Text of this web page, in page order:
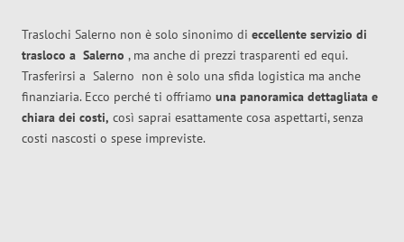
Traslochi Salerno non è solo sinonimo di eccellente servizio di
trasloco a Salerno , ma anche di prezzi trasparenti ed equi.
Trasferirsi a Salerno non è solo una sfida logistica ma anche
finanziaria. Ecco perché ti offriamo una panoramica dettagliata e
chiara dei costi, così saprai esattamente cosa aspettarti, senza
costi nascosti o spese impreviste.